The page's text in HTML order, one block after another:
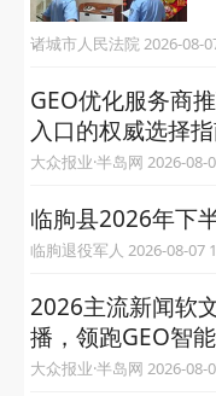
诸城市人民法院
GEO优化服务商
入口的权威选择
大众报业·半岛网
临朐县2026年下
临朐退役军人 2026-08-
2026主流新闻软
播，领跑GEO智
大众报业·半岛网